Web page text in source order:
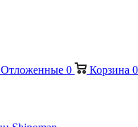
Отложенные 0 Корзина 0